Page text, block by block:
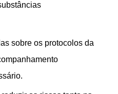
sobre os protocolos da